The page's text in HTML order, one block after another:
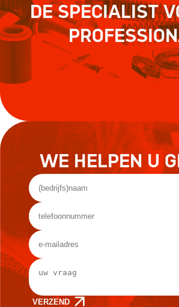
DE SPECIALIST
WE HELPEN U
VERZEND